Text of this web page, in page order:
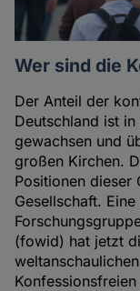
Wer sind die
Der Anteil der
Deutschland ist
gewachsen und
großen Kirchen.
Positionen dieser
Gesellschaft.
(fowid) hat jetzt